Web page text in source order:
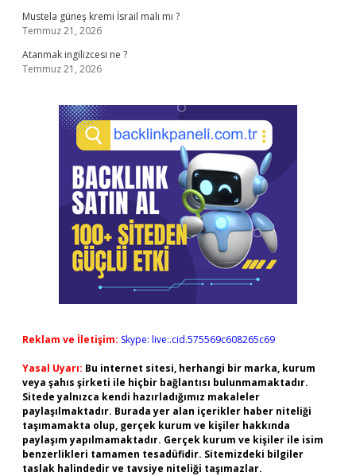
Mustela güneş kremi İsrail malı mı ?
Temmuz 21, 2026
Atanmak ingilizcesi ne ?
Temmuz 21, 2026
Reklam ve İletişim: Skype: live:.cid.575569c608265c69
Yasal Uyarı: Bu internet sitesi, herhangi bir marka, kurum
veya şahıs şirketi ile hiçbir bağlantısı bulunmamaktadır.
Sitede yalnızca kendi hazırladığımız makaleler
paylaşılmaktadır. Burada yer alan içerikler haber niteliği
taşımamakta olup, gerçek kurum ve kişiler hakkında
paylaşım yapılmamaktadır. Gerçek kurum ve kişiler ile isim
benzerlikleri tamamen tesadüfidir. Sitemizdeki bilgiler
taslak halindedir ve tavsiye niteliği taşımazlar.